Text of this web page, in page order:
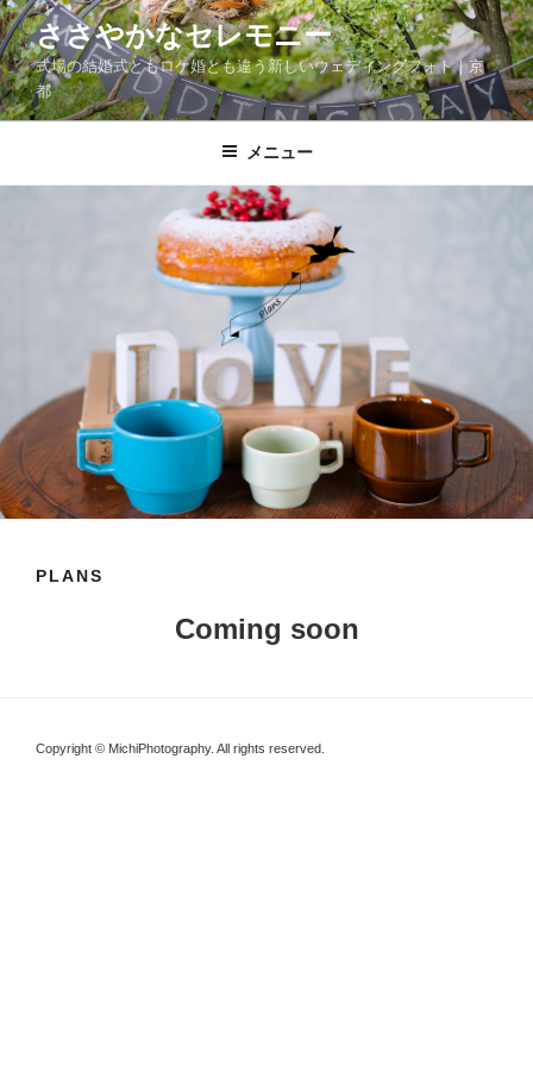
コ
ン
テ
ン
ツ
ス
ささやかなセレモニー
式場の結婚式ともロケ婚とも違う新しいウェディングフォト｜京
都
メニュー
PLANS
Coming soon
Copyright © MichiPhotography. All rights reserved.